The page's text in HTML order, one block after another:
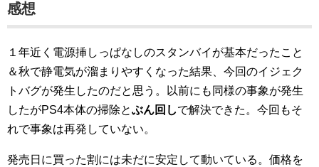
感想
１年近く電源挿しっぱなしのスタンバイが基本だったこと
＆秋で静電気が溜まりやすくなった結果、今回のイジェク
トバグが発生したのだと思う。以前にも同様の事象が発生
したがPS4本体の掃除とぶん回しで解決できた。今回もそ
れで事象は再発していない。
発売日に買った割には未だに安定して動いている。価格を